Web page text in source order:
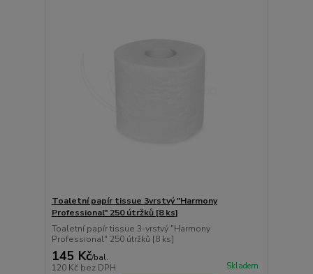
Toaletní papír tissue 3vrstvý "Harmony
Professional" 250 útržků [8 ks]
Toaletní papír tissue 3-vrstvý "Harmony
Professional" 250 útržků [8 ks]
145 Kč/bal.
120 Kč bez DPH Skladem